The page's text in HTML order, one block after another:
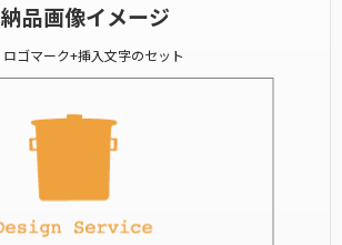
納品画像イメージ
ロゴマーク+挿入文字のセット